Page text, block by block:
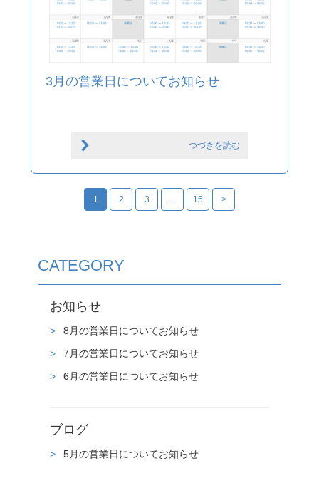
3月の営業日についてお知らせ
つづきを読む
1 2 3 … 15 >
CATEGORY
お知らせ
8月の営業日についてお知らせ
7月の営業日についてお知らせ
6月の営業日についてお知らせ
ブログ
5月の営業日についてお知らせ